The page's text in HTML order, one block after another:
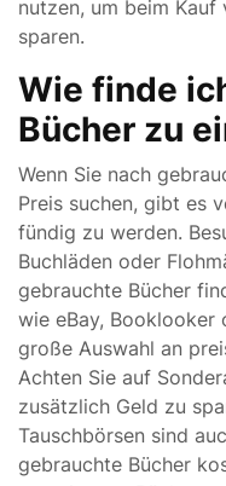
nutzen, um beim Kauf
sparen.
Wie finde
Bücher zu
Wenn Sie nach
Preis suchen, gibt es
fündig zu werden.
Buchläden oder
gebrauchte Bücher
wie eBay, Booklooker
große Auswahl an
Achten Sie auf
zusätzlich Geld zu
Tauschbörsen sind
gebrauchte Bücher